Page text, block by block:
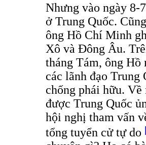
Nhưng vào ngày 8-
ở Trung Quốc.
ông Hồ Chí Minh
Xô và Đông Âu.
tháng Tám, ông Hồ
các lãnh đạo Trung
chống phái hữu.
được Trung Quốc
hội nghị tham vấn
tổng tuyển cử tự do